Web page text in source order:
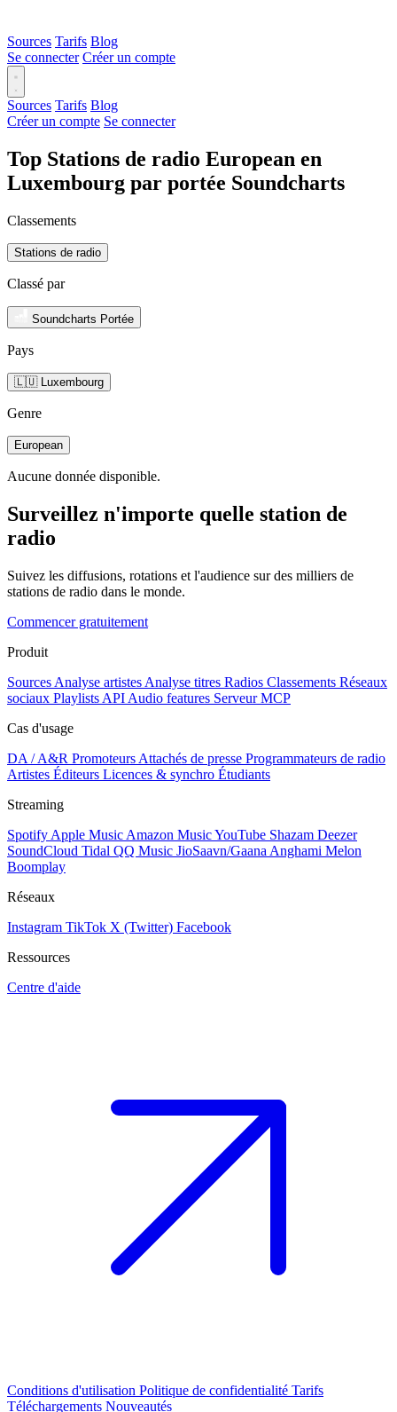
Sources Tarifs Blog
Se connecter Créer un compte
Sources Tarifs Blog
Créer un compte Se connecter
Top Stations de radio European en
Luxembourg par portée Soundcharts
Classements
Stations de radio
Classé par
Soundcharts Portée
Pays
🇱🇺 Luxembourg
Genre
European
Aucune donnée disponible.
Surveillez n'importe quelle station de
radio
Suivez les diffusions, rotations et l'audience sur des milliers de
stations de radio dans le monde.
Commencer gratuitement
Produit
Sources Analyse artistes Analyse titres Radios Classements Réseaux
sociaux Playlists API Audio features Serveur MCP
Cas d'usage
DA / A&R Promoteurs Attachés de presse Programmateurs de radio
Artistes Éditeurs Licences & synchro Étudiants
Streaming
Spotify Apple Music Amazon MusicYouTube Shazam Deezer
SoundCloud Tidal QQ Music JioSaavn/Gaana Anghami Melon
Boomplay
Réseaux
Instagram TikTok X (Twitter) Facebook
Ressources
Centre d'aide
Conditions d'utilisation Politique de confidentialité Tarifs
Téléchargements Nouveautés